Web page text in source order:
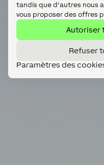
tandis que d'autres nous
vous proposer des offres
Autoriser
Refuser
Paramètres des